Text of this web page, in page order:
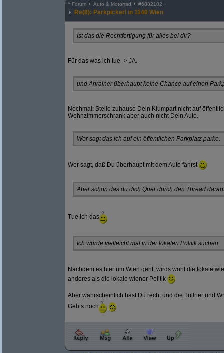
^ Forum Auto & Motorrad #6882102
Re(8): Parkpickerl in 1140 Wien
Ist das die Rechtfertigung für alles bei dir?
Für das was ich tue -> JA.
und Anrainer überhaupt keine Chance auf einen
Nochmal: Stelle zuhause Dein Klumpart nicht auf
Wohnzimmerschrank aber auch nicht Dein Auto.
Wer sagt das ich auf ein öffentlichen Parkplatz parke.
Wer sagt, daß Du überhaupt mit dem Auto fährst
Aber schön das du dich Quer durch den Thread
Tue ich das
Ich würde vielleicht mal in der lokalen Politik suchen
Nachdem es hier um Wien geht, wirds wohl die lokale
anderes als die lokale wiener Politik
Aber wahrscheinlich hast Du recht und die Tullner und
Gehts noch